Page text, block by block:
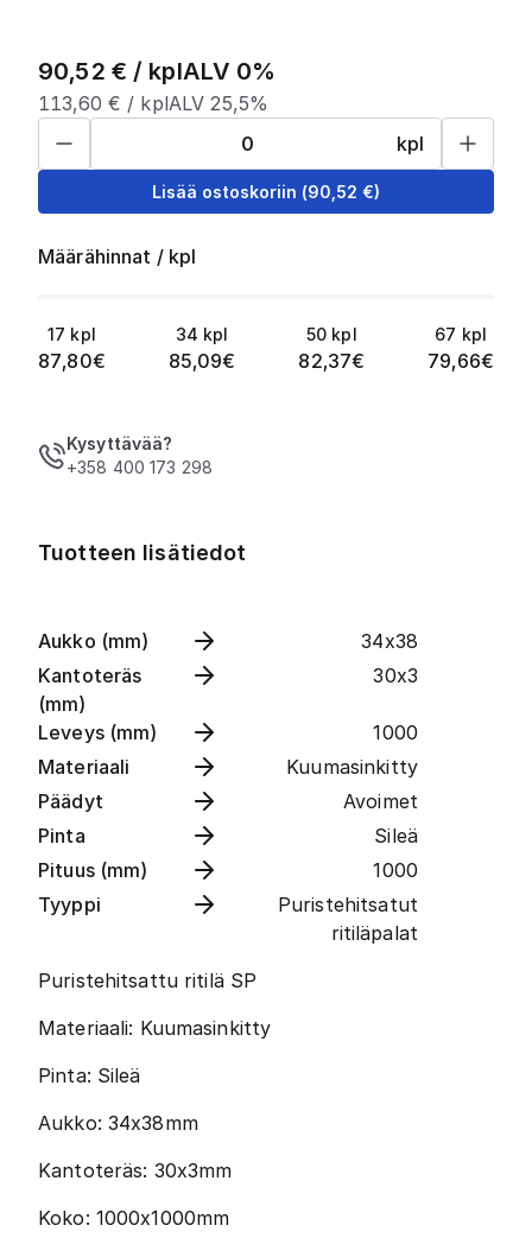
90,52 € / kplALV 0%
113,60 € / kplALV 25,5%
kpl
Lisää ostoskoriin (90,52 €)
Määrähinnat / kpl
17 kpl
87,80€
34 kpl
85,09€
50 kpl
82,37€
67 kpl
79,66€
Kysyttävää?
+358 400 173 298
Tuotteen lisätiedot
Aukko (mm)
34x38
Kantoteräs
(mm)
30x3
Leveys (mm)
1000
Materiaali
Kuumasinkitty
Päädyt
Avoimet
Pinta
Sileä
Pituus (mm)
1000
Tyyppi
Puristehitsatut
ritiläpalat
Puristehitsattu ritilä SP
Materiaali: Kuumasinkitty
Pinta: Sileä
Aukko: 34x38mm
Kantoteräs: 30x3mm
Koko: 1000x1000mm